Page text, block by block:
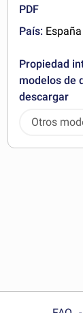
PDF
País: España
Propiedad
modelos de
descargar
Otros
pueden